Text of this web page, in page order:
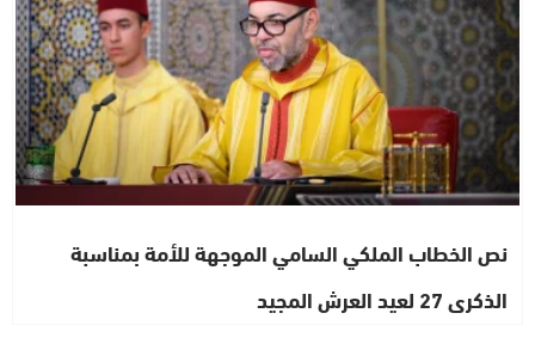
نص الخطاب الملكي السامي الموجهة للأمة بمناسبة
الذكرى 27 لعيد العرش المجيد